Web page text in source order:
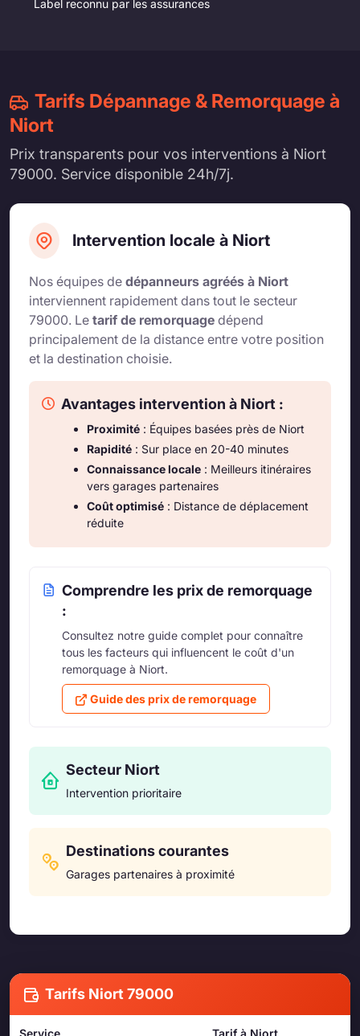
Label reconnu par les assurances
Tarifs Dépannage & Remorquage à
Niort
Prix transparents pour vos interventions à Niort
79000. Service disponible 24h/7j.
Intervention locale à Niort
Nos équipes de dépanneurs agréés à Niort
interviennent rapidement dans tout le secteur
79000. Le tarif de remorquage dépend
principalement de la distance entre votre position
et la destination choisie.
Avantages intervention à Niort :
Proximité : Équipes basées près de Niort
Rapidité : Sur place en 20-40 minutes
Connaissance locale : Meilleurs itinéraires
vers garages partenaires
Coût optimisé : Distance de déplacement
réduite
Comprendre les prix de remorquage
:
Consultez notre guide complet pour connaître
tous les facteurs qui influencent le coût d'un
remorquage à Niort.
Guide des prix de remorquage
Secteur Niort
Intervention prioritaire
Destinations courantes
Garages partenaires à proximité
Tarifs Niort 79000
Service Tarif à Niort